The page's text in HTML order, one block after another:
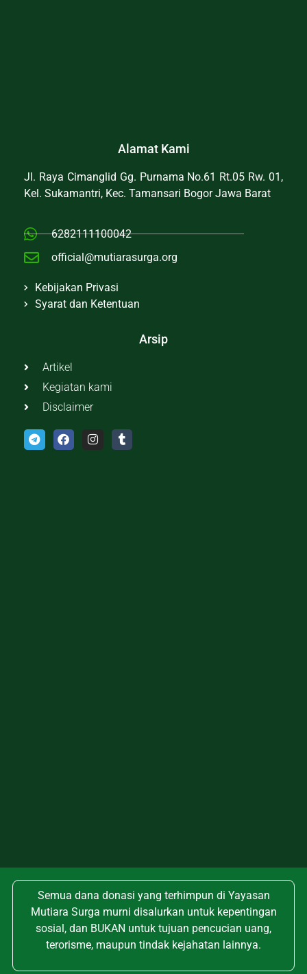
Alamat Kami
Jl. Raya Cimanglid Gg. Purnama No.61 Rt.05 Rw. 01,
Kel. Sukamantri, Kec. Tamansari Bogor Jawa Barat
6282111100042
official@mutiarasurga.org
Kebijakan Privasi
Syarat dan Ketentuan
Arsip
Artikel
Kegiatan kami
Disclaimer
Semua dana donasi yang terhimpun di Yayasan
Mutiara Surga murni disalurkan untuk kepentingan
sosial, dan BUKAN untuk tujuan pencucian uang,
terorisme, maupun tindak kejahatan lainnya.